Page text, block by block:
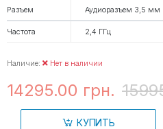
Разъем Аудиоразъем 3,5 мм
Частота 2,4 ГГц
Наличие: Нет в наличии
14295.00 грн.
КУПИТЬ